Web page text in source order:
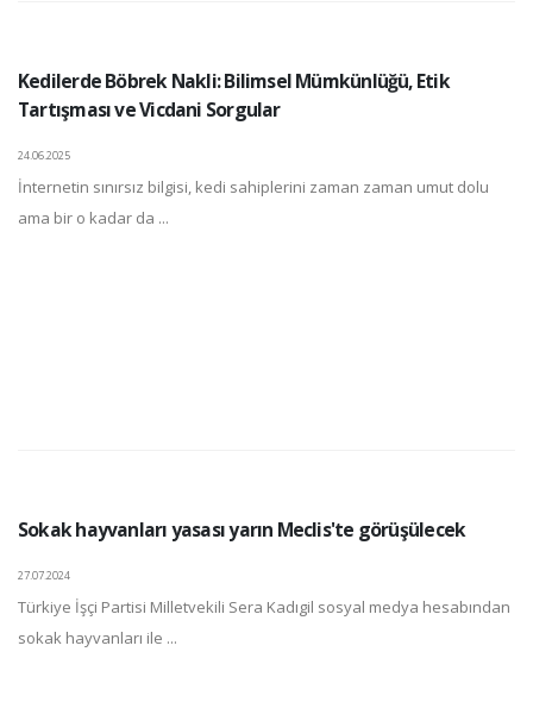
Kedilerde Böbrek Nakli: Bilimsel Mümkünlüğü, Etik
Tartışması ve Vicdani Sorgular
24.06.2025
İnternetin sınırsız bilgisi, kedi sahiplerini zaman zaman umut dolu
ama bir o kadar da ...
Sokak hayvanları yasası yarın Meclis'te görüşülecek
27.07.2024
Türkiye İşçi Partisi Milletvekili Sera Kadıgil sosyal medya hesabından
sokak hayvanları ile ...